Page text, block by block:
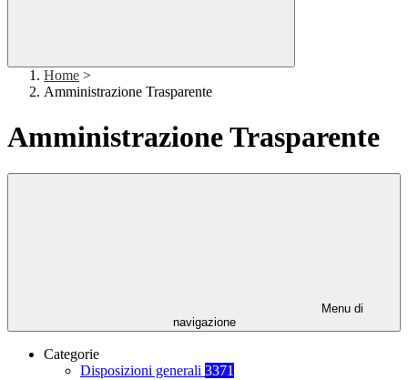
Home >
Amministrazione Trasparente
Amministrazione Trasparente
Menu di
navigazione
Categorie
Disposizioni generali 3371